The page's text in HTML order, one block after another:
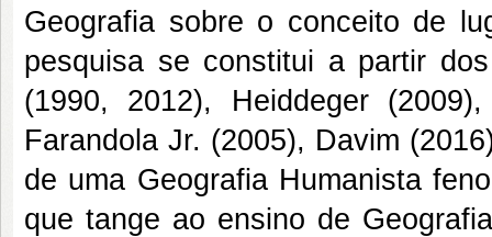
Geografia sobre o conceito de
pesquisa se constitui a partir
(1990, 2012), Heiddeger
Farandola Jr. (2005), Davim
de uma Geografia Humanista
que tange ao ensino de